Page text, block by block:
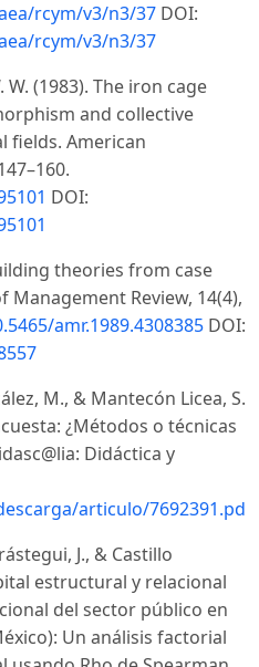
rcym/v3/n3/37 DOI:
rcym/v3/n3/37
W. (1983). The iron cage
and collective
fields. American
DOI:
theories from case
Management Review, 14(4),
amr.1989.4308385 DOI:
M., & Mantecón Licea, S.
¿Métodos o técnicas
Didáctica y
articulo/7692391.pdf
J., & Castillo
estructural y relacional
del sector público en
Un análisis factorial